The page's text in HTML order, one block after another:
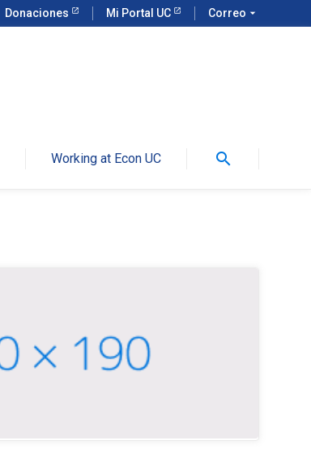
Donaciones Mi Portal UC Correo arrow_drop_down
Working at Econ UC search